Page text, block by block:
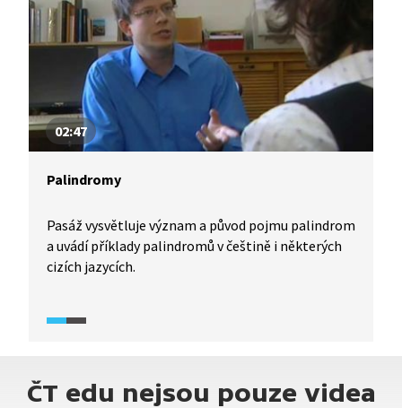
02:47
Palindromy
Pasáž vysvětluje význam a původ pojmu palindrom
a uvádí příklady palindromů v češtině i některých
cizích jazycích.
ČT edu nejsou pouze videa